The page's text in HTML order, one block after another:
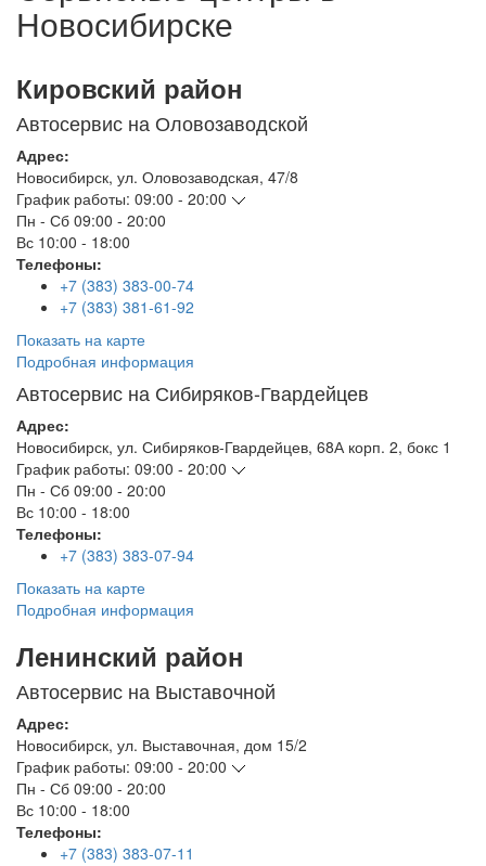
Новосибирске
Кировский район
Автосервис на Оловозаводской
Адрес:
Новосибирск, ул. Оловозаводская, 47/8
График работы: 09:00 - 20:00
Пн - Сб 09:00 - 20:00
Вс 10:00 - 18:00
Телефоны:
+7 (383) 383-00-74
+7 (383) 381-61-92
Показать на карте
Подробная информация
Автосервис на Сибиряков-Гвардейцев
Адрес:
Новосибирск, ул. Сибиряков-Гвардейцев, 68А корп. 2, бокс 1
График работы: 09:00 - 20:00
Пн - Сб 09:00 - 20:00
Вс 10:00 - 18:00
Телефоны:
+7 (383) 383-07-94
Показать на карте
Подробная информация
Ленинский район
Автосервис на Выставочной
Адрес:
Новосибирск, ул. Выставочная, дом 15/2
График работы: 09:00 - 20:00
Пн - Сб 09:00 - 20:00
Вс 10:00 - 18:00
Телефоны:
+7 (383) 383-07-11